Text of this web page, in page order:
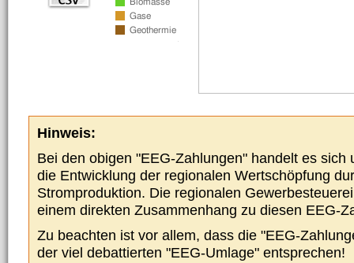
Hinweis:
Bei den obigen "EEG-Zahlungen" handelt es sich
die Entwicklung der regionalen Wertschöpfung
Stromproduktion. Die regionalen
einem direkten Zusammenhang zu diesen EEG-
Zu beachten ist vor allem, dass die "EEG-
der viel debattierten "EEG-Umlage" entsprechen!